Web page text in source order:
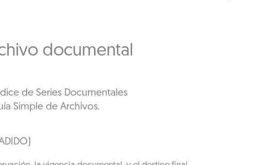
documental
de Series Documentales
Simple de Archivos.